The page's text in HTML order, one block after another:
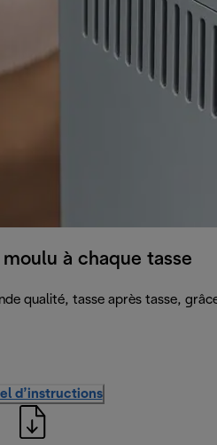
à chaque tasse
qualité, tasse après tasse,
d’instructions